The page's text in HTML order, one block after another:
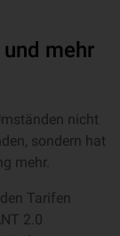
mehr
nicht
sondern hat
mehr.
Tarifen
2.0